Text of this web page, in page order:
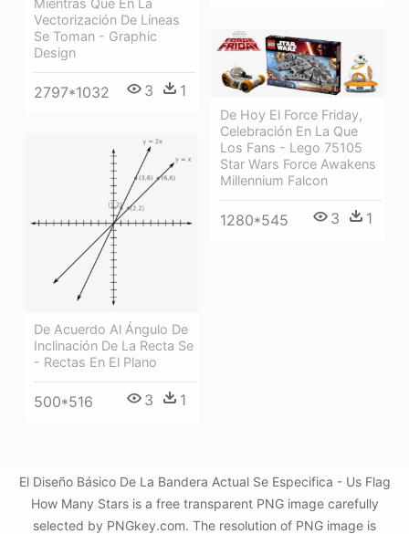
Vectorización De Líneas
Se Toman - Graphic
Design
2797*1032 3 1
De Hoy El Force Friday,
Celebración En La Que
Los Fans - Lego 75105
Star Wars Force Awakens
Millennium Falcon
1280*545 3 1
De Acuerdo Al Ángulo De
Inclinación De La Recta Se
- Rectas En El Plano
500*516 3 1
El Diseño Básico De La Bandera Actual Se Especifica - Us Flag
How Many Stars is a free transparent PNG image carefully
selected by PNGkey.com. The resolution of PNG image is